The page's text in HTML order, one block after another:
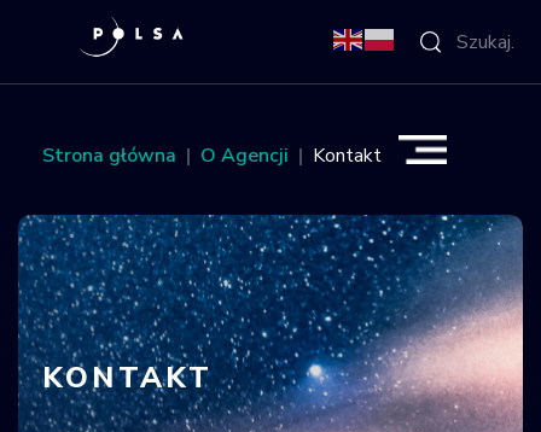
O Agencji
Aktywności
Misja IGNIS
NSIS
Sektor
Strona główna O Agencji Kontakt
KONTAKT